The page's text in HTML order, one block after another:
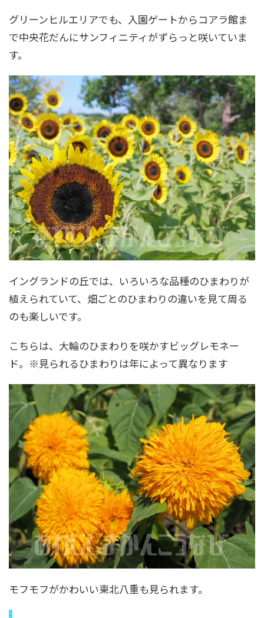
グリーンヒルエリアでも、入園ゲートからコアラ館ま
で中央花だんにサンフィニティがずらっと咲いていま
す。
イングランドの丘では、いろいろな品種のひまわりが
植えられていて、畑ごとのひまわりの違いを見て周る
のも楽しいです。
こちらは、大輪のひまわりを咲かすビッグレモネー
ド。※見られるひまわりは年によって異なります
モフモフがかわいい東北八重も見られます。